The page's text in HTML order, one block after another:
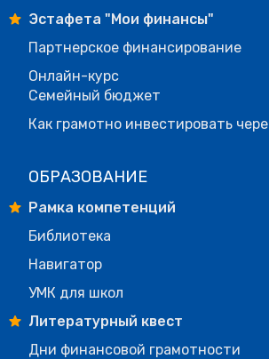
Эстафета "Мои финансы"
Партнерское финансирование
Онлайн-курс
Семейный бюджет
Как грамотно инвестировать
ОБРАЗОВАНИЕ
Рамка компетенций
Библиотека
Навигатор
УМК для школ
Литературный квест
Дни финансовой грамотности